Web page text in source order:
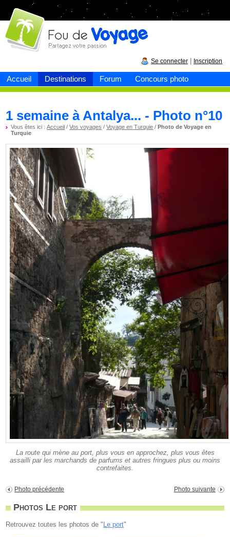
Accueil Destinations Forum Concours photo
Fou devoyage
Se connecter Inscription
1 semaine à Antalya... - Photo n°10
Vous êtes ici :Accueil /Vos voyages /Voyage en Turquie /Photo de Voyage en
Turquie
La route qui mène au port, plus vous en approchez, plus vous êtes
assailli par les marchands de parfums et autres fringues plus ou moins
contrefaites.
Photo précédente Photo suivante
Photos Le port
Retrouvez toutes les photos de " Le port"